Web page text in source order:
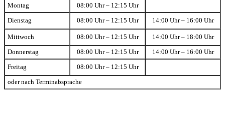
Montag 08:00 Uhr – 12:15 Uhr
Dienstag 08:00 Uhr – 12:15 Uhr 14:00 Uhr – 16:00 Uhr
Mittwoch 08:00 Uhr – 12:15 Uhr 14:00 Uhr – 18:00 Uhr
Donnerstag 08:00 Uhr – 12:15 Uhr 14:00 Uhr – 16:00 Uhr
Freitag 08:00 Uhr – 12:15 Uhr
oder nach Terminabsprache